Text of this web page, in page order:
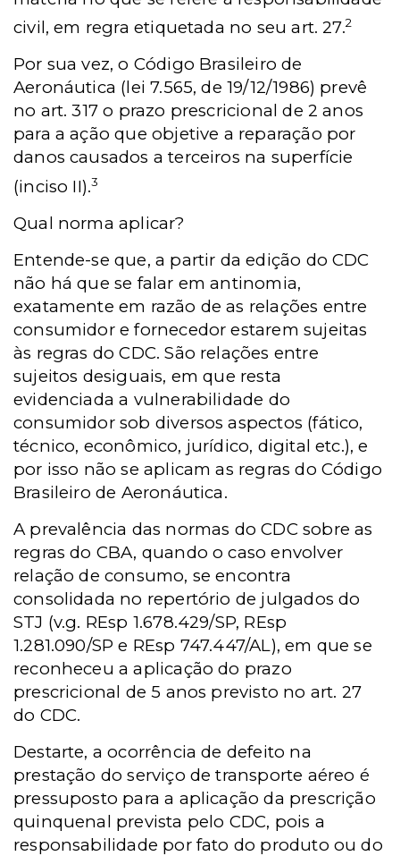
civil, em regra etiquetada no seu art. 27.2
Por sua vez, o Código Brasileiro de
Aeronáutica (lei 7.565, de 19/12/1986) prevê
no art. 317 o prazo prescricional de 2 anos
para a ação que objetive a reparação por
danos causados a terceiros na superfície
(inciso II).3
Qual norma aplicar?
Entende-se que, a partir da edição do CDC
não há que se falar em antinomia,
exatamente em razão de as relações entre
consumidor e fornecedor estarem sujeitas
às regras do CDC. São relações entre
sujeitos desiguais, em que resta
evidenciada a vulnerabilidade do
consumidor sob diversos aspectos (fático,
técnico, econômico, jurídico, digital etc.), e
por isso não se aplicam as regras do Código
Brasileiro de Aeronáutica.
A prevalência das normas do CDC sobre as
regras do CBA, quando o caso envolver
relação de consumo, se encontra
consolidada no repertório de julgados do
STJ (v.g. REsp 1.678.429/SP, REsp
1.281.090/SP e REsp 747.447/AL), em que se
reconheceu a aplicação do prazo
prescricional de 5 anos previsto no art. 27
do CDC.
Destarte, a ocorrência de defeito na
prestação do serviço de transporte aéreo é
pressuposto para a aplicação da prescrição
quinquenal prevista pelo CDC, pois a
responsabilidade por fato do produto ou do